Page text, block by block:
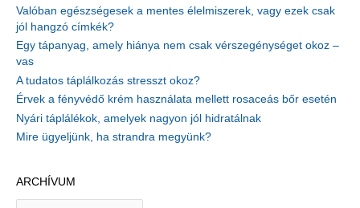
Valóban egészségesek a mentes élelmiszerek, vagy ezek csak
jól hangzó címkék?
Egy tápanyag, amely hiánya nem csak vérszegénységet okoz –
vas
A tudatos táplálkozás stresszt okoz?
Érvek a fényvédő krém használata mellett rosaceás bőr esetén
Nyári táplálékok, amelyek nagyon jól hidratálnak
Mire ügyeljünk, ha strandra megyünk?
ARCHÍVUM